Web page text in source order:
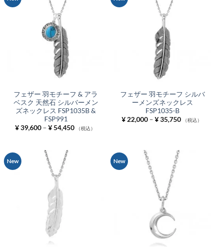
フェザー 羽モチーフ & アラ
ベスク 天然石 シルバーメン
ズネックレス FSP1035B &
FSP991
¥39,600 – ¥54,450価
格
（税込）
フェザー 羽モチーフ シルバ
ーメンズネックレス
FSP1035-B
¥22,000 – ¥35,750価
格
（税込）
New New